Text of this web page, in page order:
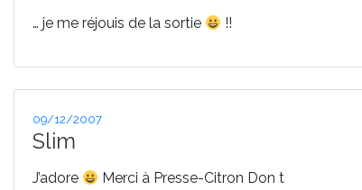
… je me réjouis de la sortie !!
Publié
le
09/12/2007
Slim
J’adore
Merci à Presse-Citron Don t